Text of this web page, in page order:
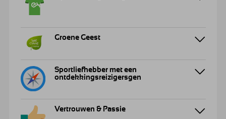
Groene Geest
Sportliefhebber met een
ontdekkingsreizigersgen
Vertrouwen & Passie